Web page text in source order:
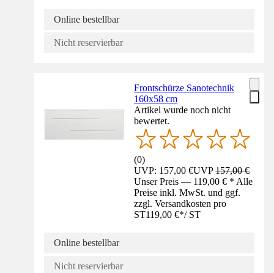
Online bestellbar
Nicht reservierbar
Frontschürze Sanotechnik
160x58 cm
Artikel wurde noch nicht
bewertet.
(0)
UVP: 157,00 €UVP157,00 €
Unser Preis — 119,00 € * Alle
Preise inkl. MwSt. und ggf.
zzgl. Versandkosten pro
ST119,00 €*/ ST
Online bestellbar
Nicht reservierbar